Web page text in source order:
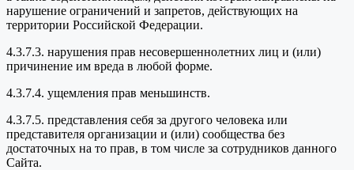
нарушение ограничений и запретов, действующих на
территории Российской Федерации.
4.3.7.3. нарушения прав несовершеннолетних лиц и (или)
причинение им вреда в любой форме.
4.3.7.4. ущемления прав меньшинств.
4.3.7.5. представления себя за другого человека или
представителя организации и (или) сообщества без
достаточных на то прав, в том числе за сотрудников данного
Сайта.